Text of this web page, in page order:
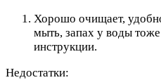
Хорошо очищает,
мыть, запах у воды
инструкции.
Недостатки: